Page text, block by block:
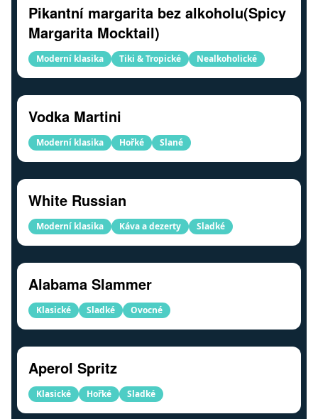
Pikantní margarita bez alkoholu(Spicy
Margarita Mocktail)
Moderní klasika Tiki & Tropické Nealkoholické
Vodka Martini
Moderní klasika Hořké Slané
White Russian
Moderní klasika Káva a dezerty Sladké
Alabama Slammer
Klasické Sladké Ovocné
Aperol Spritz
Klasické Hořké Sladké